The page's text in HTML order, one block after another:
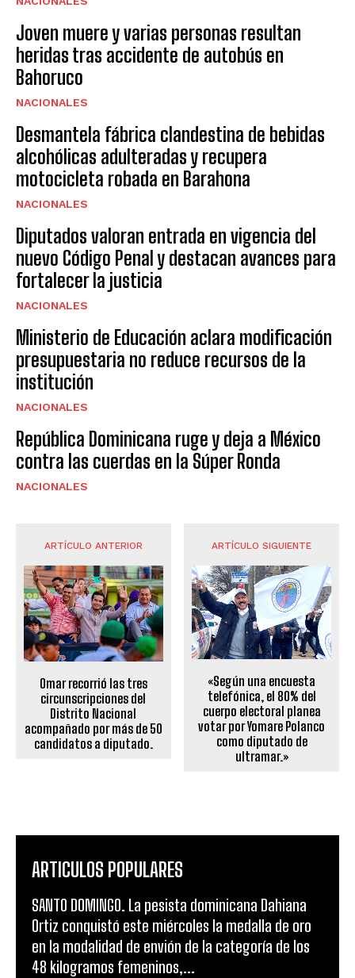
Joven muere y varias personas resultan
heridas tras accidente de autobús en
Bahoruco
NACIONALES
Desmantela fábrica clandestina de bebidas
alcohólicas adulteradas y recupera
motocicleta robada en Barahona
NACIONALES
Diputados valoran entrada en vigencia del
nuevo Código Penal y destacan avances para
fortalecer la justicia
NACIONALES
Ministerio de Educación aclara modificación
presupuestaria no reduce recursos de la
institución
NACIONALES
República Dominicana ruge y deja a México
contra las cuerdas en la Súper Ronda
NACIONALES
ARTÍCULO ANTERIOR
Omar recorrió las tres
circunscripciones del
Distrito Nacional
acompañado por más de 50
candidatos a diputado.
ARTÍCULO SIGUIENTE
«Según una encuesta
telefónica, el 80% del
cuerpo electoral planea
votar por Yomare Polanco
como diputado de
ultramar.»
ARTICULOS POPULARES
SANTO DOMINGO. La pesista dominicana Dahiana
Ortiz conquistó este miércoles la medalla de oro
en la modalidad de envión de la categoría de los
48 kilogramos femeninos,...